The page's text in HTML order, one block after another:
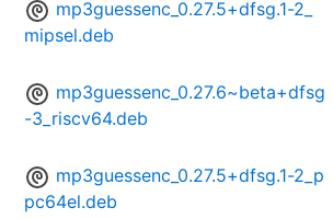
mp3guessenc_0.27.5+dfsg.1-2_
mipsel.deb
mp3guessenc_0.27.6~beta+dfsg
-3_riscv64.deb
mp3guessenc_0.27.5+dfsg.1-2_p
pc64el.deb